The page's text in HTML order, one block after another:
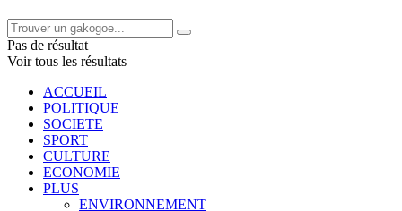
Pas de résultat
Voir tous les résultats
ACCUEIL
POLITIQUE
SOCIETE
SPORT
CULTURE
ECONOMIE
PLUS
ENVIRONNEMENT